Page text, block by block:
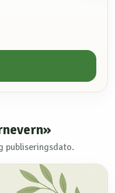
publiseringsdato.